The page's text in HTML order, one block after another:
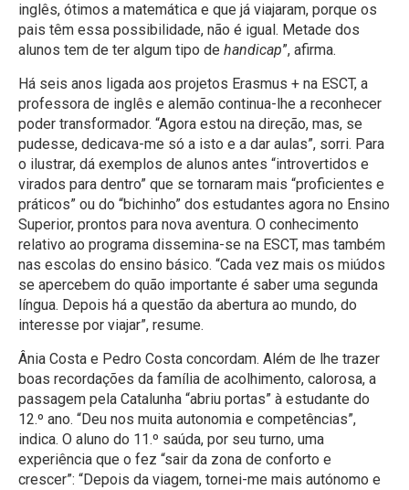
inglês, ótimos a matemática e que já viajaram, porque os
pais têm essa possibilidade, não é igual. Metade dos
alunos tem de ter algum tipo de handicap”, afirma.
Há seis anos ligada aos projetos Erasmus + na ESCT, a
professora de inglês e alemão continua-lhe a reconhecer
poder transformador. “Agora estou na direção, mas, se
pudesse, dedicava-me só a isto e a dar aulas”, sorri. Para
o ilustrar, dá exemplos de alunos antes “introvertidos e
virados para dentro” que se tornaram mais “proficientes e
práticos” ou do “bichinho” dos estudantes agora no Ensino
Superior, prontos para nova aventura. O conhecimento
relativo ao programa dissemina-se na ESCT, mas também
nas escolas do ensino básico. “Cada vez mais os miúdos
se apercebem do quão importante é saber uma segunda
língua. Depois há a questão da abertura ao mundo, do
interesse por viajar”, resume.
Ânia Costa e Pedro Costa concordam. Além de lhe trazer
boas recordações da família de acolhimento, calorosa, a
passagem pela Catalunha “abriu portas” à estudante do
12.º ano. “Deu nos muita autonomia e competências”,
indica. O aluno do 11.º saúda, por seu turno, uma
experiência que o fez “sair da zona de conforto e
crescer”: “Depois da viagem, tornei-me mais autónomo e